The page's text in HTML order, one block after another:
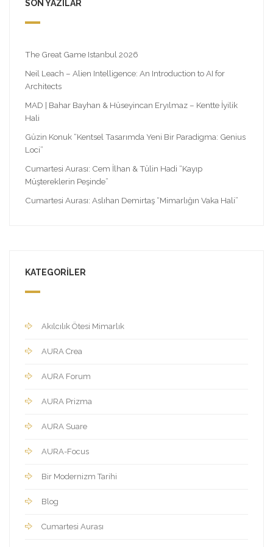
SON YAZILAR
The Great Game Istanbul 2026
Neil Leach – Alien Intelligence: An Introduction to AI for
Architects
MAD | Bahar Bayhan & Hüseyincan Eryılmaz – Kentte İyilik
Hali
Güzin Konuk “Kentsel Tasarımda Yeni Bir Paradigma: Genius
Loci”
Cumartesi Aurası: Cem İlhan & Tülin Hadi “Kayıp
Müştereklerin Peşinde”
Cumartesi Aurası: Aslıhan Demirtaş “Mimarlığın Vaka Hali”
KATEGORILER
Akılcılık Ötesi Mimarlık
AURA Crea
AURA Forum
AURA Prizma
AURA Suare
AURA-Focus
Bir Modernizm Tarihi
Blog
Cumartesi Aurası